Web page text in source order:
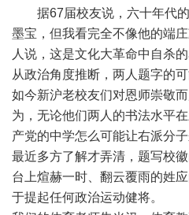
据67届校友说，六十年代的
墨宝，但我看完全不像他的端
人说，这是文化大革命中自杀
从政治角度推断，两人题字的
如今新沪老校友们对恩师崇敬
为，无论他们两人的书法水平
产党的中学怎么可能让右派分
最近多方了解才弄清，题写校
台上煊赫一时、翻云覆雨的姓
于提起任何政治运动健将。